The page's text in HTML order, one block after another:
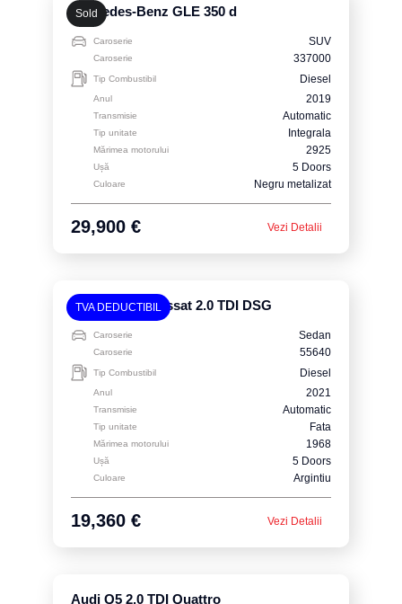
Sold
Mercedes-Benz GLE 350 d
Caroserie SUV
Caroserie 337000
Tip Combustibil Diesel
Anul 2019
Transmisie Automatic
Tip unitate Integrala
Mărimea motorului 2925
Ușă 5 Doors
Culoare Negru metalizat
29,900 € Vezi Detalii
TVA DEDUCTIBIL
Volkswagen Passat 2.0 TDI DSG
Caroserie Sedan
Caroserie 55640
Tip Combustibil Diesel
Anul 2021
Transmisie Automatic
Tip unitate Fata
Mărimea motorului 1968
Ușă 5 Doors
Culoare Argintiu
19,360 € Vezi Detalii
Audi Q5 2.0 TDI Quattro